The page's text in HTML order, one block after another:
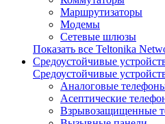
Маршрутизаторы
Модемы
Сетевые шлюзы
Показать все Teltonika
Средоустойчивые
Средоустойчивые
Аналоговые
Асептические
Взрывозащищенные